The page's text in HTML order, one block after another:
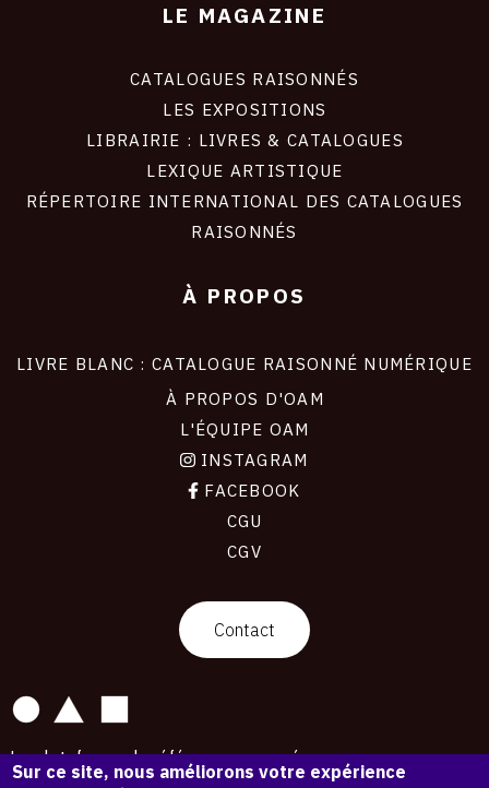
LE MAGAZINE
CATALOGUES RAISONNÉS
LES EXPOSITIONS
LIBRAIRIE : LIVRES & CATALOGUES
LEXIQUE ARTISTIQUE
RÉPERTOIRE INTERNATIONAL DES CATALOGUES
RAISONNÉS
À PROPOS
LIVRE BLANC : CATALOGUE RAISONNÉ NUMÉRIQUE
À PROPOS D'OAM
L'ÉQUIPE OAM
INSTAGRAM
FACEBOOK
CGU
CGV
Contact
La plateforme de référence pour créer,
conserver et promouvoir l'Histoire de l'Art.
Sur ce site, nous améliorons votre expérience